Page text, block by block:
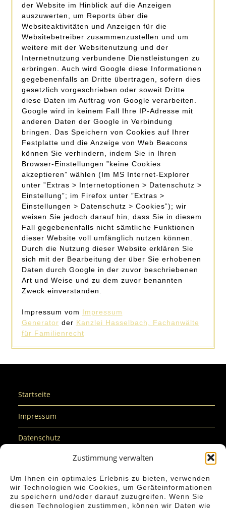
Zustimmung verwalten
Um Ihnen ein optimales Erlebnis zu bieten, verwenden
wir Technologien wie Cookies, um Geräteinformationen
zu speichern und/oder darauf zuzugreifen. Wenn Sie
diesen Technologien zustimmen, können wir Daten wie
der Website im Hinblick auf die Anzeigen
auszuwerten, um Reports über die
Websiteaktivitäten und Anzeigen für die
Websitebetreiber zusammenzustellen und um
weitere mit der Websitenutzung und der
Internetnutzung verbundene Dienstleistungen zu
erbringen. Auch wird Google diese Informationen
gegebenenfalls an Dritte übertragen, sofern dies
gesetzlich vorgeschrieben oder soweit Dritte
diese Daten im Auftrag von Google verarbeiten.
Google wird in keinem Fall Ihre IP-Adresse mit
anderen Daten der Google in Verbindung
bringen. Das Speichern von Cookies auf Ihrer
Festplatte und die Anzeige von Web Beacons
können Sie verhindern, indem Sie in Ihren
Browser-Einstellungen ”keine Cookies
akzeptieren” wählen (Im MS Internet-Explorer
unter ”Extras > Internetoptionen > Datenschutz >
Einstellung”; im Firefox unter ”Extras >
Einstellungen > Datenschutz > Cookies”); wir
weisen Sie jedoch darauf hin, dass Sie in diesem
Fall gegebenenfalls nicht sämtliche Funktionen
dieser Website voll umfänglich nutzen können.
Durch die Nutzung dieser Website erklären Sie
sich mit der Bearbeitung der über Sie erhobenen
Daten durch Google in der zuvor beschriebenen
Art und Weise und zu dem zuvor benannten
Zweck einverstanden.
Impressum vom Impressum
Generator der Kanzlei Hasselbach, Fachanwälte
für Familienrecht
Startseite
Impressum
Datenschutz
Cookie-Richtlinie (EU)
Nachhaltigkeit
Barrierefreiheit